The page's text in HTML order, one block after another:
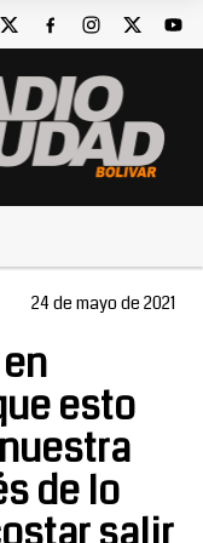
24 de mayo de 2021
esto
de lo